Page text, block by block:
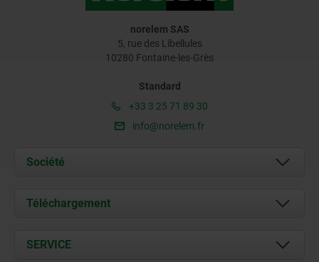
norelem SAS
5, rue des Libellules
10280 Fontaine-les-Grès
Standard
+33 3 25 71 89 30
info@norelem.fr
Société
À propos de nous
Contact
Téléchargement
Documents
SERVICE